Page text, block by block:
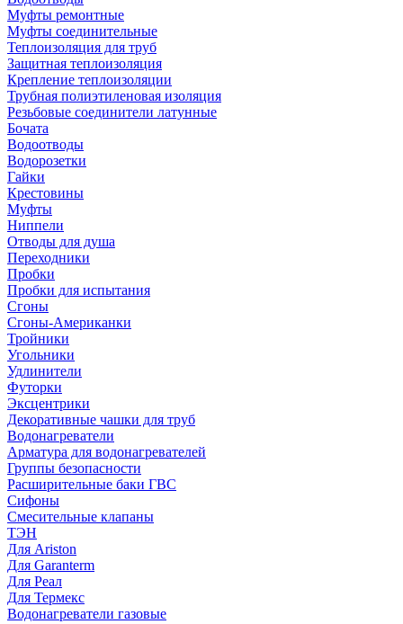
Муфты ремонтные
Муфты соединительные
Теплоизоляция для труб
Защитная теплоизоляция
Крепление теплоизоляции
Трубная полиэтиленовая изоляция
Резьбовые соединители латунные
Бочата
Водоотводы
Водорозетки
Гайки
Крестовины
Муфты
Ниппели
Отводы для душа
Переходники
Пробки
Пробки для испытания
Сгоны
Сгоны-Американки
Тройники
Угольники
Удлинители
Футорки
Эксцентрики
Декоративные чашки для труб
Водонагреватели
Арматура для водонагревателей
Группы безопасности
Расширительные баки ГВС
Сифоны
Смесительные клапаны
ТЭН
Для Ariston
Для Garanterm
Для Реал
Для Термекс
Водонагреватели газовые